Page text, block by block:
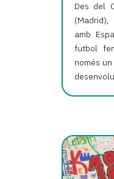
Des del
amb
futbol
només